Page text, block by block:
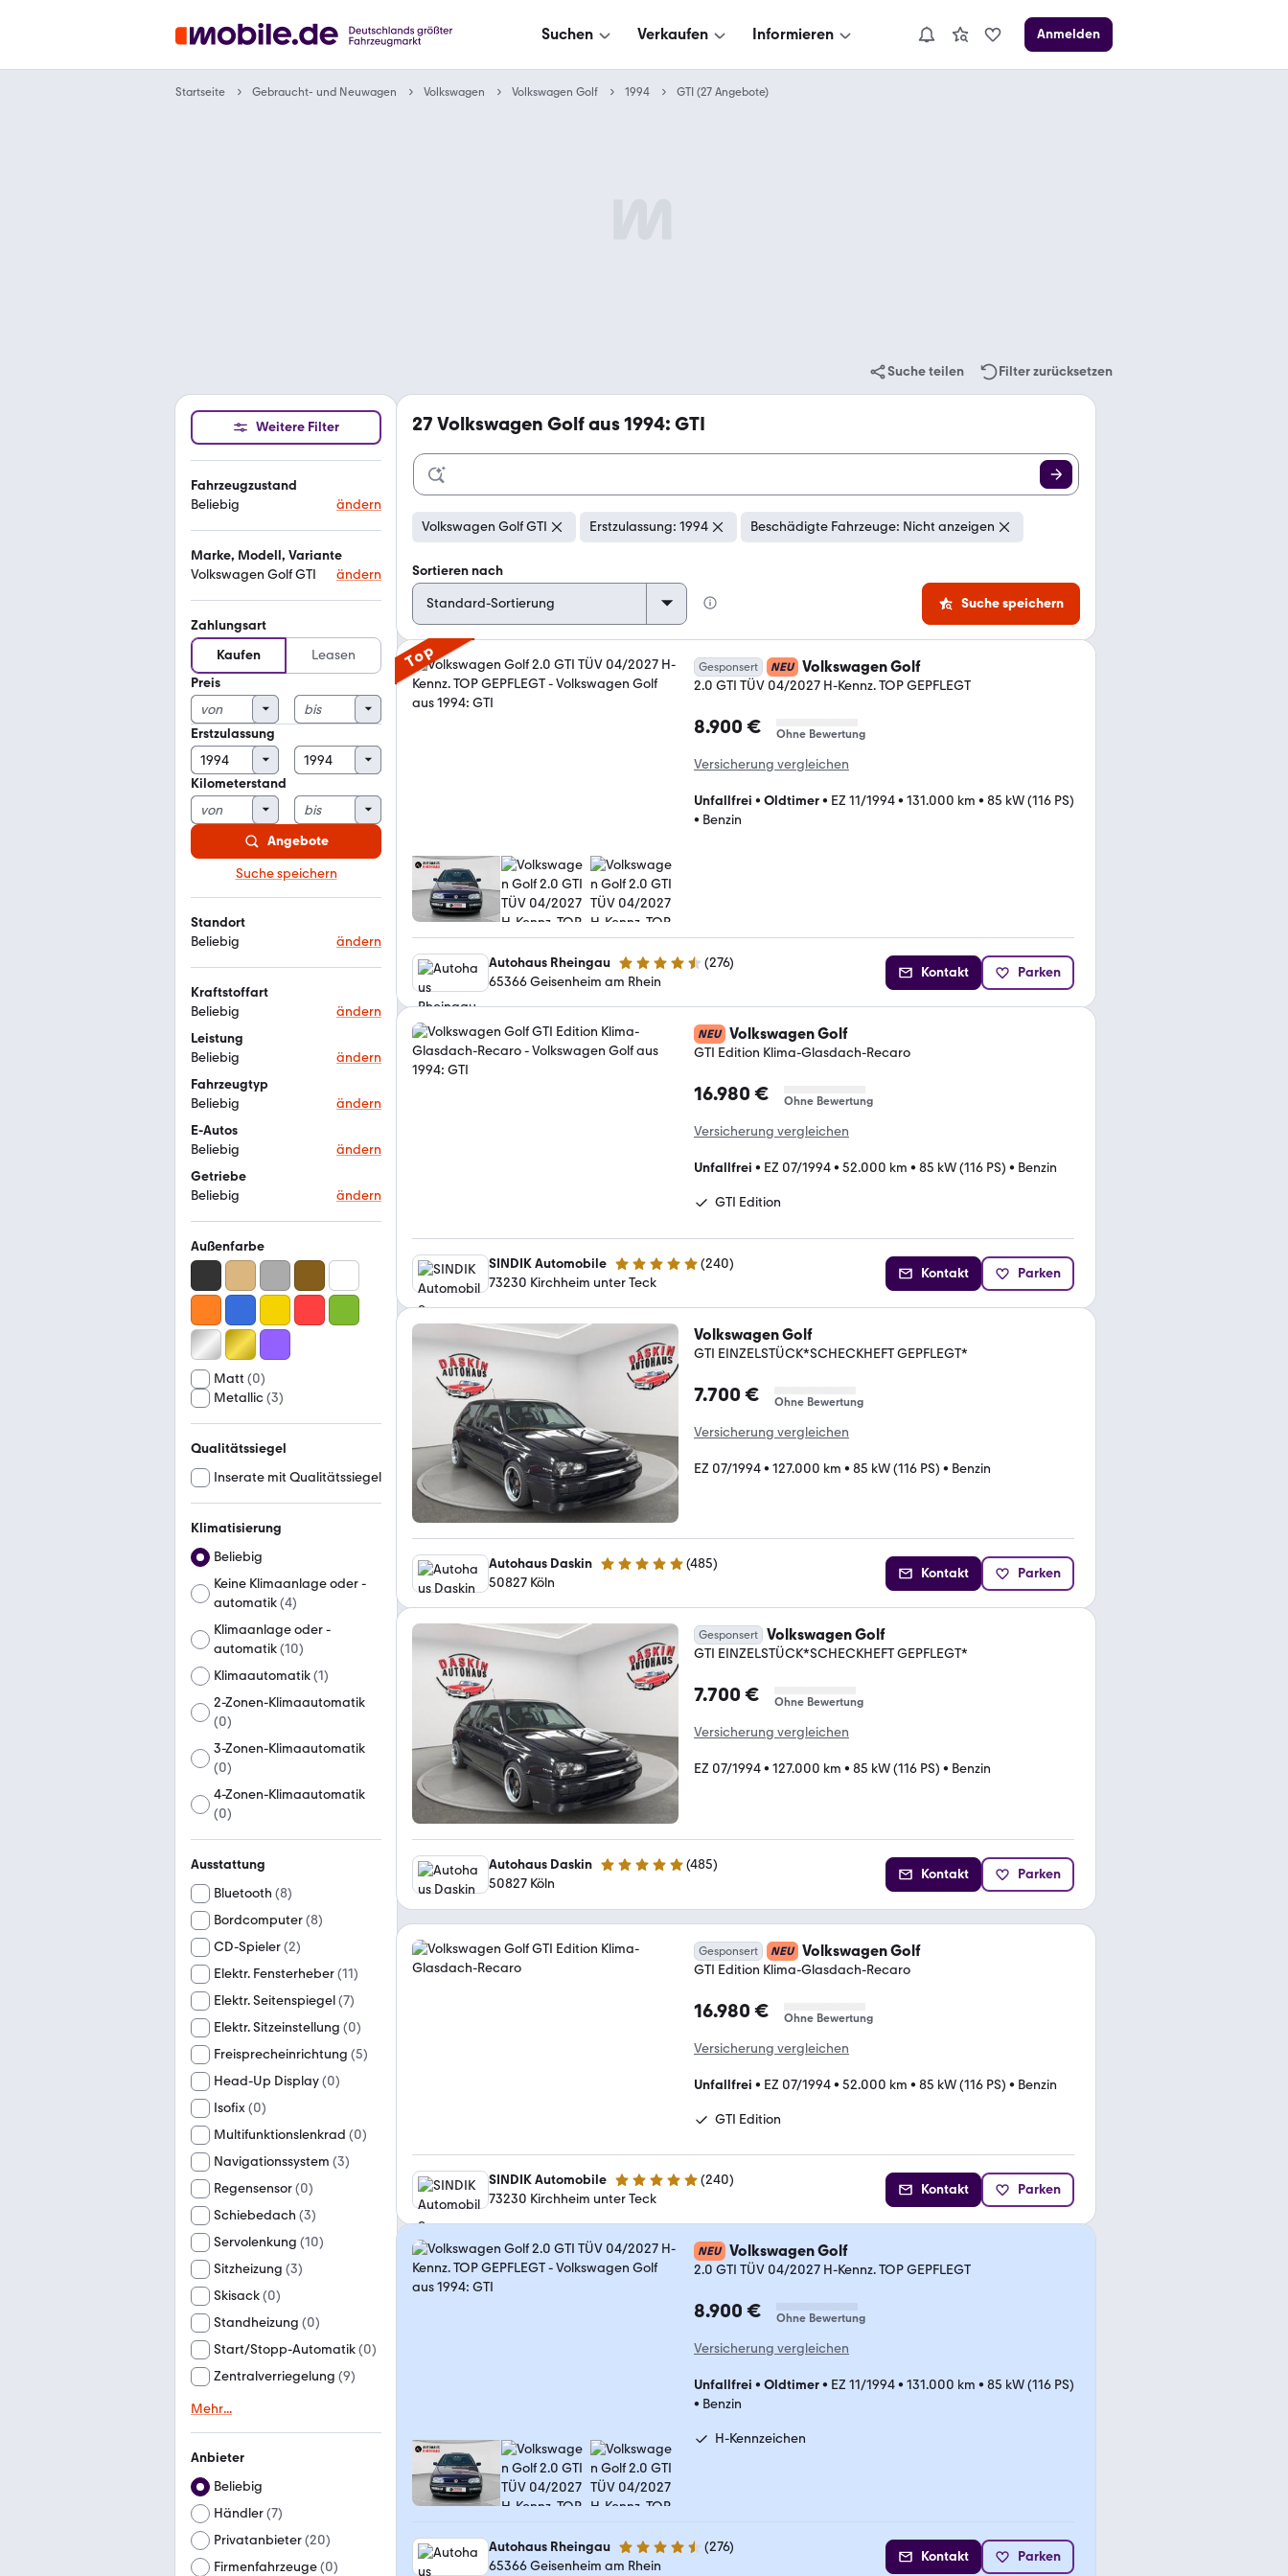
Suchen Verkaufen Informieren Anmelden
Startseite Gebraucht- und Neuwagen Volkswagen Volkswagen Golf 1994 GTI (27 Angebote)
Suche teilen Filter zurücksetzen
Weitere Filter
Fahrzeugzustand
Beliebig
ändern
Marke, Modell, Variante
Volkswagen Golf GTI
ändern
Zahlungsart
Kaufen
Leasen
Preis
Erstzulassung
Kilometerstand
Angebote
Suche speichern
Standort
Beliebig
ändern
Kraftstoffart
Beliebig
ändern
Leistung
Beliebig
ändern
Fahrzeugtyp
Beliebig
ändern
E-Autos
Beliebig
ändern
Getriebe
Beliebig
ändern
Außenfarbe
Matt (0)
Metallic(3)
Qualitätssiegel
Inserate mit Qualitätssiegel
Klimatisierung
Beliebig
Keine Klimaanlage oder -
automatik(4)
Klimaanlage oder -
automatik(10)
Klimaautomatik(1)
2-Zonen-Klimaautomatik
(0)
3-Zonen-Klimaautomatik
(0)
4-Zonen-Klimaautomatik
(0)
Ausstattung
Bluetooth (8)
Bordcomputer(8)
CD-Spieler(2)
Elektr. Fensterheber(11)
Elektr. Seitenspiegel(7)
Elektr. Sitzeinstellung (0)
Freisprecheinrichtung (5)
Head-Up Display(0)
Isofix(0)
Multifunktionslenkrad (0)
Navigationssystem (3)
Regensensor(0)
Schiebedach (3)
Servolenkung (10)
Sitzheizung (3)
Skisack(0)
Standheizung (0)
Start/Stopp-Automatik(0)
Zentralverriegelung (9)
Mehr...
Anbieter
Beliebig
Händler(7)
Privatanbieter(20)
Firmenfahrzeuge(0)
27 Volkswagen Golf aus 1994: GTI
Volkswagen Golf GTI Erstzulassung: 1994 Beschädigte Fahrzeuge: Nicht anzeigen
Sortieren nach
Suche speichern
Top Gesponsert NEU Volkswagen Golf
2.0 GTI TÜV 04/2027 H-Kennz. TOP GEPFLEGT
8.900 € Ohne Bewertung
Versicherung vergleichen
Unfallfrei • Oldtimer• EZ 11/1994• 131.000 km • 85 kW (116 PS)
• Benzin
Autohaus Rheingau 4.6 Sterne (276)
65366 Geisenheim am Rhein
Kontakt Parken
NEU Volkswagen Golf
GTI Edition Klima-Glasdach-Recaro
16.980 € Ohne Bewertung
Versicherung vergleichen
Unfallfrei • EZ 07/1994• 52.000 km • 85 kW (116 PS) • Benzin
GTI Edition
SINDIK Automobile 4.8 Sterne (240)
73230 Kirchheim unter Teck
Kontakt Parken
Volkswagen Golf
GTI EINZELSTÜCK*SCHECKHEFT GEPFLEGT*
7.700 € Ohne Bewertung
Versicherung vergleichen
EZ 07/1994• 127.000 km • 85 kW (116 PS) • Benzin
Autohaus Daskin 4.9 Sterne (485)
50827 Köln
Kontakt Parken
Gesponsert Volkswagen Golf
GTI EINZELSTÜCK*SCHECKHEFT GEPFLEGT*
7.700 € Ohne Bewertung
Versicherung vergleichen
EZ 07/1994• 127.000 km • 85 kW (116 PS) • Benzin
Autohaus Daskin 4.9 Sterne (485)
50827 Köln
Kontakt Parken
Gesponsert NEU Volkswagen Golf
GTI Edition Klima-Glasdach-Recaro
16.980 € Ohne Bewertung
Versicherung vergleichen
Unfallfrei • EZ 07/1994• 52.000 km • 85 kW (116 PS) • Benzin
GTI Edition
SINDIK Automobile 4.8 Sterne (240)
73230 Kirchheim unter Teck
Kontakt Parken
NEU Volkswagen Golf
2.0 GTI TÜV 04/2027 H-Kennz. TOP GEPFLEGT
8.900 € Ohne Bewertung
Versicherung vergleichen
Unfallfrei • Oldtimer• EZ 11/1994• 131.000 km • 85 kW (116 PS)
• Benzin
H-Kennzeichen
Autohaus Rheingau 4.6 Sterne (276)
65366 Geisenheim am Rhein
Kontakt Parken